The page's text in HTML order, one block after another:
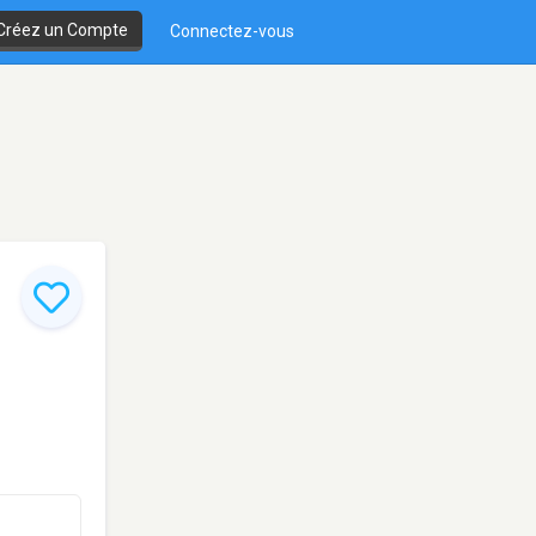
un Compte Connectez-vous